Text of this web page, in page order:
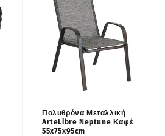
Πολυθρόνα Μεταλλική
ArteLibre Neptune Καφέ
55x75x95cm